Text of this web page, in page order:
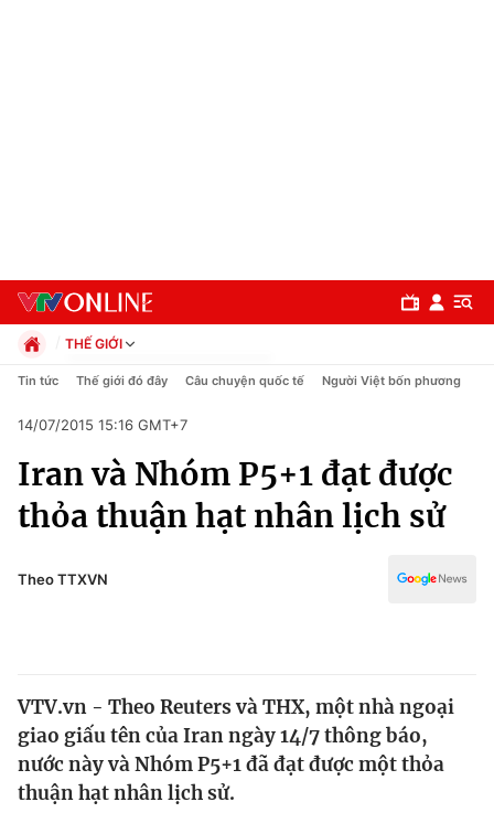
Chuyên mục
Chính trị
Thế giới
Tin tức
THẾ GIỚI
Chính trị
Pháp luật
Kinh tế
Thể thao
Truyền hình
Y tế
Tin tức Thế giới đó đây Câu chuyện quốc tế Người Việt bốn phương
14/07/2015 15:16 GMT+7
Iran và Nhóm P5+1 đạt được
thỏa thuận hạt nhân lịch sử
Theo TTXVN
VTV.vn - Theo Reuters và THX, một nhà ngoại
giao giấu tên của Iran ngày 14/7 thông báo,
nước này và Nhóm P5+1 đã đạt được một thỏa
thuận hạt nhân lịch sử.